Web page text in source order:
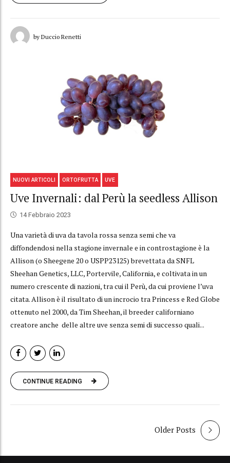
by Duccio Renetti
NUOVI ARTICOLI ORTOFRUTTA UVE
Uve Invernali: dal Perù la seedless Allison
14 Febbraio 2023
Una varietà di uva da tavola rossa senza semi che va
diffondendosi nella stagione invernale e in controstagione è la
Allison (o Sheegene 20 o USPP23125) brevettata da SNFL
Sheehan Genetics, LLC, Portervile, California, e coltivata in un
numero crescente di nazioni, tra cui il Perù, da cui proviene l’uva
citata. Allison è il risultato di un incrocio tra Princess e Red Globe
ottenuto nel 2000, da Tim Sheehan, il breeder californiano
creatore anche delle altre uve senza semi di successo quali...
CONTINUE READING
Older Posts